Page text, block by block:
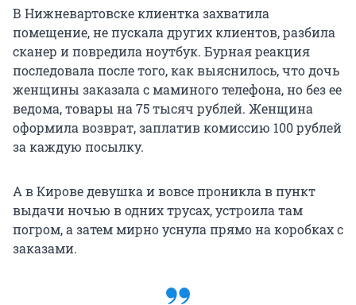
В Нижневартовске клиентка захватила
помещение, не пускала других клиентов, разбила
сканер и повредила ноутбук. Бурная реакция
последовала после того, как выяснилось, что дочь
женщины заказала с маминого телефона, но без ее
ведома, товары на 75 тысяч рублей. Женщина
оформила возврат, заплатив комиссию 100 рублей
за каждую посылку.
А в Кирове девушка и вовсе проникла в пункт
выдачи ночью в одних трусах, устроила там
погром, а затем мирно уснула прямо на коробках с
заказами.